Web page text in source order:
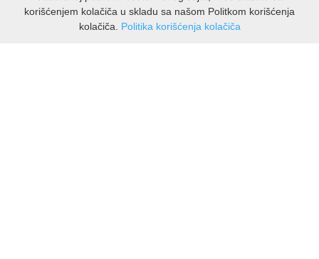
korišćenjem kolačiča u skladu sa našom Politkom korišćenja
kolačiča. Politika korišćenja kolačiča